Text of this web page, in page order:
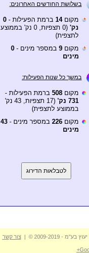
בשלושת החודשים האחרונים:
מקום14 ברמת הפעילות - 0
נק'
(0 תצפיות, 0 נק' בממוצע
לתצפית)
מקום 9 במספר מינים - 0
מינים
במשך כל שנות הפעילות:
מקום 508 ברמת הפעילות -
731 נק'
(17 תצפיות, 43 נק'
בממוצע לתצפית)
מקום 226 במספר מינים - 43
מינים
לטבלאות הדירוג
- 2009-2019 © | צור קשר